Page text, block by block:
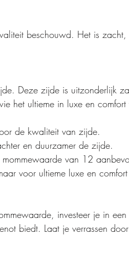
beschouwd. Het is zacht,
Deze zijde is uitzonderlijk
het ultieme in luxe en
de kwaliteit van zijde.
en duurzamer de zijde.
van 12
voor ultieme luxe en
investeer je in
biedt. Laat je verrassen